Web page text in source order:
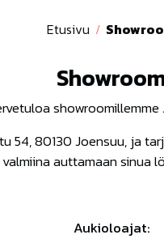
Etusivu
showroomillemme
54, 80130 Joensuu, ja
auttamaan
Aukioloajat: